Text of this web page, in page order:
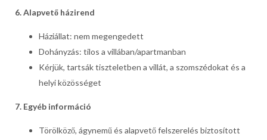
6. Alapvető házirend
Háziállat: nem megengedett
Dohányzás: tilos a villában/apartmanban
Kérjük, tartsák tiszteletben a villát, a szomszédokat és a
helyi közösséget
7. Egyéb információ
Törölköző, ágynemű és alapvető felszerelés biztosított